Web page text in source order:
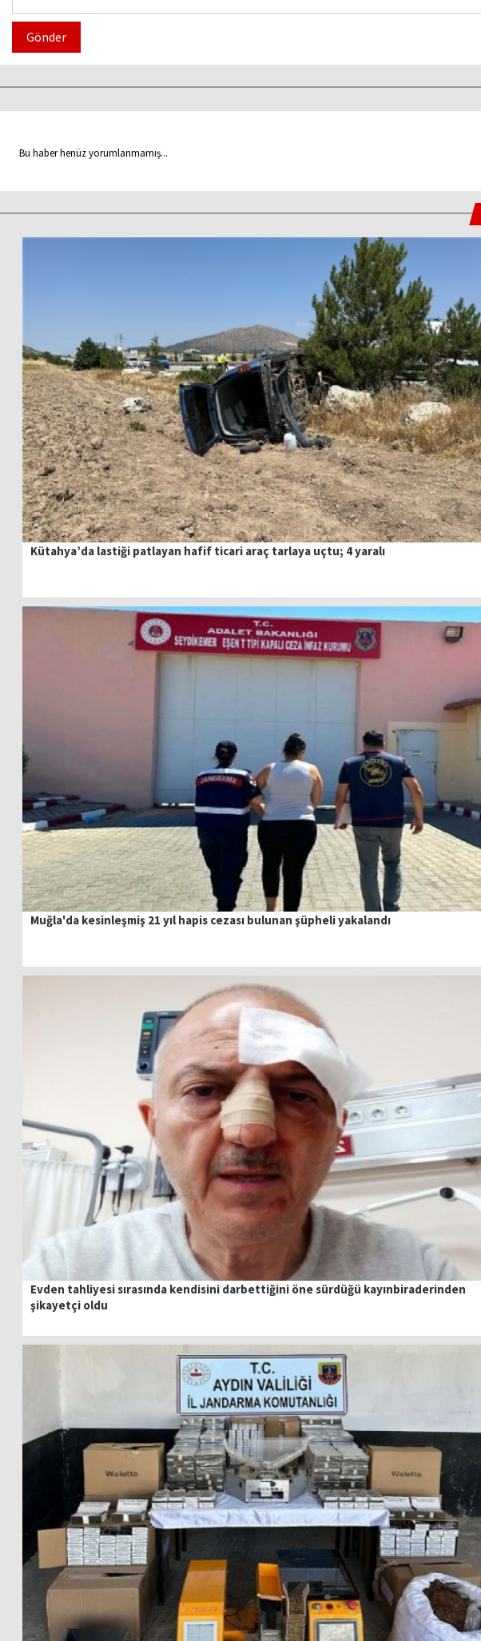
Gönder
Bu haber henüz yorumlanmamış...
Kütahya’da lastiği patlayan hafif ticari araç tarlaya uçtu; 4 yaralı
Muğla'da kesinleşmiş 21 yıl hapis cezası bulunan şüpheli yakalandı
Evden tahliyesi sırasında kendisini darbettiğini öne sürdüğü kayınbiraderinden
şikayetçi oldu